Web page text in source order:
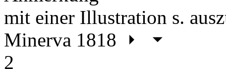
mit einer Illustration s.
Minerva 1818
2